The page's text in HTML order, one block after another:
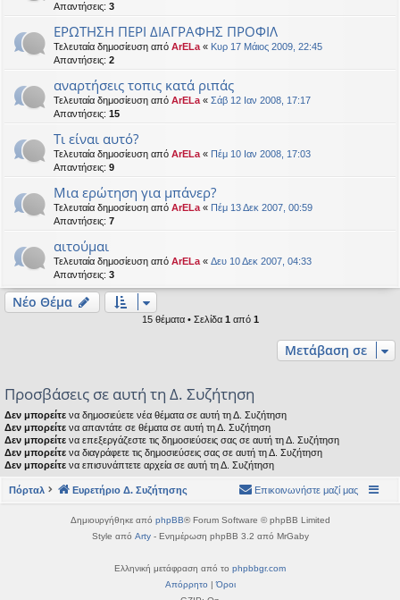
Απαντήσεις: 3
ΕΡΩΤΗΣΗ ΠΕΡΙ ΔΙΑΓΡΑΦΗΣ ΠΡΟΦΙΛ
Τελευταία δημοσίευση από ArELa « Κυρ 17 Μάιος 2009, 22:45
Απαντήσεις: 2
αναρτήσεις τοπις κατά ριπάς
Τελευταία δημοσίευση από ArELa « Σάβ 12 Ιαν 2008, 17:17
Απαντήσεις: 15
Τι είναι αυτό?
Τελευταία δημοσίευση από ArELa « Πέμ 10 Ιαν 2008, 17:03
Απαντήσεις: 9
Μια ερώτηση για μπάνερ?
Τελευταία δημοσίευση από ArELa « Πέμ 13 Δεκ 2007, 00:59
Απαντήσεις: 7
αιτούμαι
Τελευταία δημοσίευση από ArELa « Δευ 10 Δεκ 2007, 04:33
Απαντήσεις: 3
Νέο Θέμα
15 θέματα • Σελίδα 1 από 1
Μετάβαση σε
Προσβάσεις σε αυτή τη Δ. Συζήτηση
Δεν μπορείτε να δημοσιεύετε νέα θέματα σε αυτή τη Δ. Συζήτηση
Δεν μπορείτε να απαντάτε σε θέματα σε αυτή τη Δ. Συζήτηση
Δεν μπορείτε να επεξεργάζεστε τις δημοσιεύσεις σας σε αυτή τη Δ. Συζήτηση
Δεν μπορείτε να διαγράφετε τις δημοσιεύσεις σας σε αυτή τη Δ. Συζήτηση
Δεν μπορείτε να επισυνάπτετε αρχεία σε αυτή τη Δ. Συζήτηση
Πόρταλ Ευρετήριο Δ. Συζήτησης Επικοινωνήστε μαζί μας
Δημιουργήθηκε από phpBB® Forum Software © phpBB Limited
Style από Arty- Ενημέρωση phpBB 3.2 από MrGaby
Ελληνική μετάφραση από το phpbbgr.com
Απόρρητο |Όροι